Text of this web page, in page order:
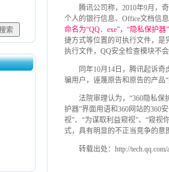
腾讯公司称，2010年9月，
个人的银行信息、Office文档信
命名为“QQ．exe”，“隐私保护
捷方式等位置的可执行文件，是
执行文件，QQ安全检查模块不
同年10月14日，腾讯起诉
骗用户，诬蔑原告和原告的产品
法院审理认为，“360隐私保
护器”界面用语和360网站的360
视”、“为谋取利益窥视”、“窥
式，具有明显的不正当竞争的意
转载出处： http://